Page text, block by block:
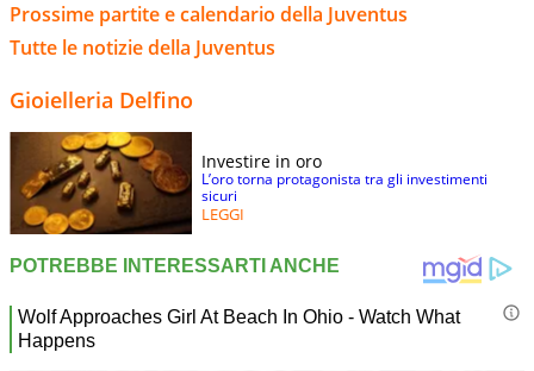
Prossime partite e calendario della Juventus
Tutte le notizie della Juventus
Gioielleria Delfino
Investire in oro
L’oro torna protagonista tra gli investimenti
sicuri
LEGGI